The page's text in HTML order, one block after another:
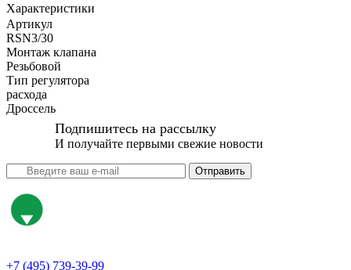
Характеристики
Артикул
RSN3/30
Монтаж клапана
Резьбовой
Тип регулятора
расхода
Дроссель
Подпишитесь на рассылку
И получайте первыми свежие новости
Отправить
+7 (495) 739-39-99